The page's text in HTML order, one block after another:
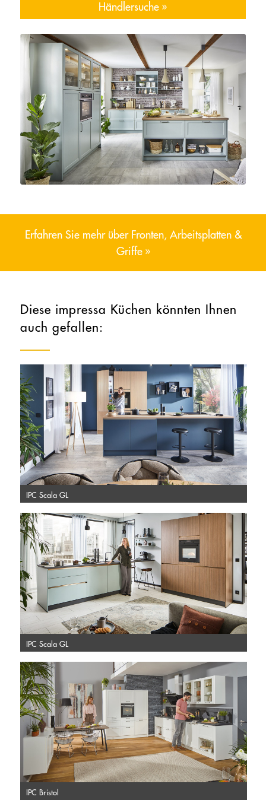
Händlersuche »
Erfahren Sie mehr über Fronten, Arbeitsplatten &
Griffe »
Diese impressa Küchen könnten Ihnen
auch gefallen:
IPC Scala GL
IPC Scala GL
IPC Bristol